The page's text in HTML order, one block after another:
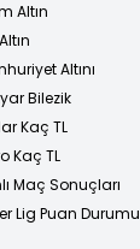
Altın
Altını
Bilezik
Kaç TL
Kaç TL
Maç Sonuçları
Lig Puan Durumu